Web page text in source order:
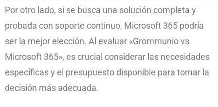
Por otro lado, si se busca una solución completa y
probada con soporte continuo, Microsoft 365 podría
ser la mejor elección. Al evaluar «Grommunio vs
Microsoft 365», es crucial considerar las necesidades
específicas y el presupuesto disponible para tomar la
decisión más adecuada.